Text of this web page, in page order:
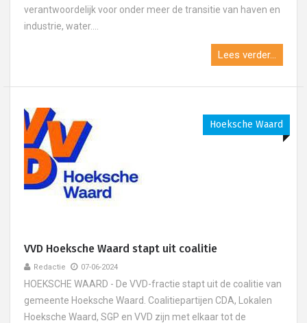
verantwoordelijk voor onder meer de transitie van haven en
industrie, water....
Lees verder...
Hoeksche Waard
VVD Hoeksche Waard stapt uit coalitie
Redactie 07-06-2024
HOEKSCHE WAARD - De VVD-fractie stapt uit de coalitie van
gemeente Hoeksche Waard. Coalitiepartijen CDA, Lokalen
Hoeksche Waard, SGP en VVD zijn met elkaar tot de